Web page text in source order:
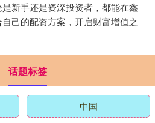
新手还是资深投资者，都能在鑫
己的配资方案，开启财富增值之
话题标签
中国